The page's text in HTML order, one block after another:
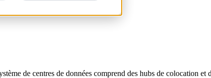
de centres de données comprend des hubs de colocation